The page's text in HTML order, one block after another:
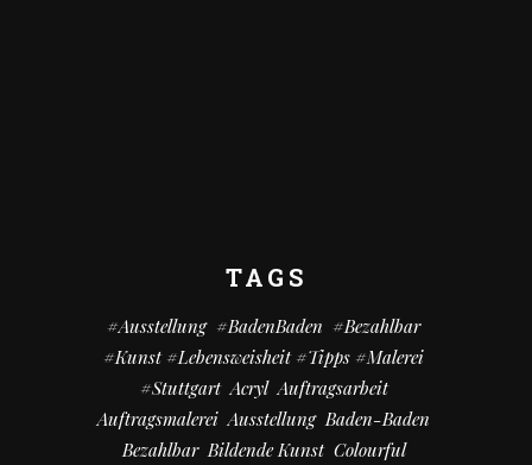
TAGS
#Ausstellung #BadenBaden #bezahlbar
#kunst #Lebensweisheit #Tipps #Malerei
#Stuttgart Acryl Auftragsarbeit
Auftragsmalerei Ausstellung Baden-Baden
Bezahlbar Bildende Kunst Colourful